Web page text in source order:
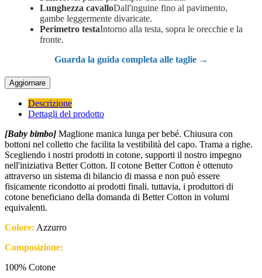
Lunghezza cavalloDall'inguine fino al pavimento,
gambe leggermente divaricate.
Perimetro testaIntorno alla testa, sopra le orecchie e la
fronte.
Guarda la guida completa alle taglie →
Descrizione
Dettagli del prodotto
[Baby bimbo] Maglione manica lunga per bebé. Chiusura con
bottoni nel colletto che facilita la vestibilità del capo. Trama a righe.
Scegliendo i nostri prodotti in cotone, supporti il nostro impegno
nell'iniziativa Better Cotton. Il cotone Better Cotton è ottenuto
attraverso un sistema di bilancio di massa e non può essere
fisicamente ricondotto ai prodotti finali. tuttavia, i produttori di
cotone beneficiano della domanda di Better Cotton in volumi
equivalenti.
Colore: Azzurro
Composizione:
100% Cotone